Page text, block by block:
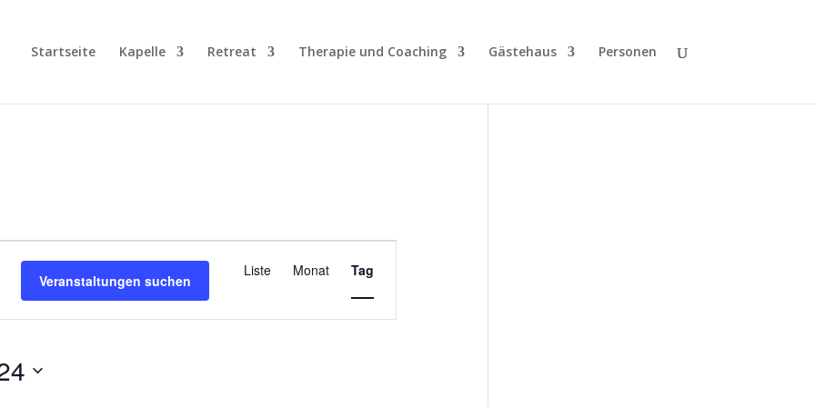
Startseite Kapelle Retreat Therapie und Coaching Gästehaus Personen
Veranstaltungen suchen
Veranstaltung
Ansichten-
Navigation
Liste Monat Tag